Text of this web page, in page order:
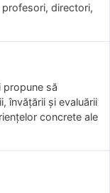
directori,
propune să
învăţării şi evaluării
concrete ale